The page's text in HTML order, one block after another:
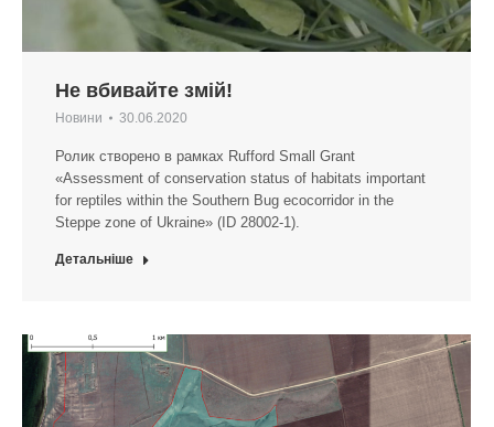
Не вбивайте змій!
Новини 30.06.2020
Ролик створено в рамках Rufford Small Grant
«Assessment of conservation status of habitats important
for reptiles within the Southern Bug ecocorridor in the
Steppe zone of Ukraine» (ID 28002-1).
Детальніше